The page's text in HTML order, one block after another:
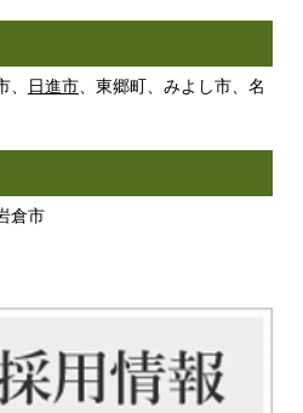
日進市、東郷町、みよし市、名
倉市